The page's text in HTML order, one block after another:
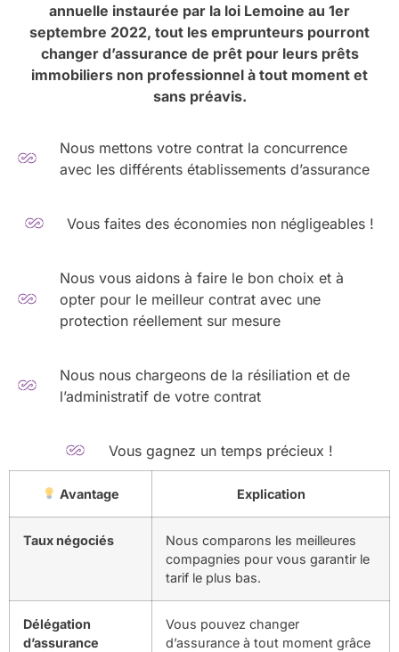
annuelle instaurée par la loi Lemoine au 1er
septembre 2022, tout les emprunteurs pourront
changer d’assurance de prêt pour leurs prêts
immobiliers non professionnel à tout moment et
sans préavis.
Nous mettons votre contrat la concurrence
avec les différents établissements d’assurance
Vous faites des économies non négligeables !
Nous vous aidons à faire le bon choix et à
opter pour le meilleur contrat avec une
protection réellement sur mesure
Nous nous chargeons de la résiliation et de
l’administratif de votre contrat
Vous gagnez un temps précieux !
Avantage Explication
Taux négociés
Nous comparons les meilleures
compagnies pour vous garantir le
tarif le plus bas.
Délégation
d’assurance
Vous pouvez changer
d’assurance à tout moment grâce